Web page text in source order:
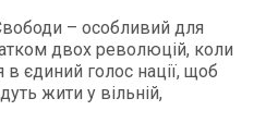
– особливий для
двох революцій, коли
єдиний голос нації, щоб
жити у вільній,